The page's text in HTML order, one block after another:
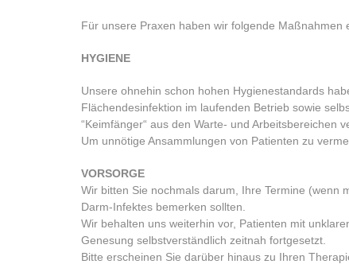
Für unsere Praxen haben wir folgende Maßnahmen
HYGIENE
Unsere ohnehin schon hohen Hygienestandards
Flächendesinfektion im laufenden Betrieb sowie
“Keimfänger“ aus den Warte- und Arbeitsbereichen
Um unnötige Ansammlungen von Patienten zu
VORSORGE
Wir bitten Sie nochmals darum, Ihre Termine (wenn
Darm-Infektes bemerken sollten.
Wir behalten uns weiterhin vor, Patienten mit
Genesung selbstverständlich zeitnah fortgesetzt.
Bitte erscheinen Sie darüber hinaus zu Ihren